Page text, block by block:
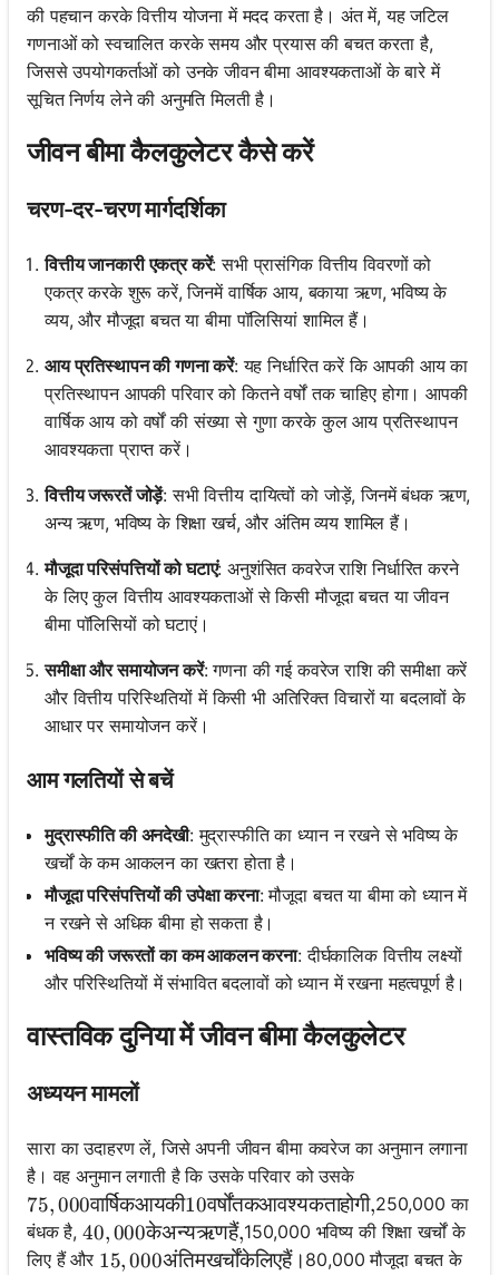
की पहचान करके वित्तीय योजना में मदद करता है। अंत में, यह जटिल
गणनाओं को स्वचालित करके समय और प्रयास की बचत करता है,
जिससे उपयोगकर्ताओं को उनके जीवन बीमा आवश्यकताओं के बारे में
सूचित निर्णय लेने की अनुमति मिलती है।
जीवन बीमा कैलकुलेटर कैसे करें
चरण-दर-चरण मार्गदर्शिका
वित्तीय जानकारी एकत्र करें: सभी प्रासंगिक वित्तीय विवरणों को
एकत्र करके शुरू करें, जिनमें वार्षिक आय, बकाया ऋण, भविष्य के
व्यय, और मौजूदा बचत या बीमा पॉलिसियां शामिल हैं।
आय प्रतिस्थापन की गणना करें: यह निर्धारित करें कि आपकी आय का
प्रतिस्थापन आपकी परिवार को कितने वर्षों तक चाहिए होगा। आपकी
वार्षिक आय को वर्षों की संख्या से गुणा करके कुल आय प्रतिस्थापन
आवश्यकता प्राप्त करें।
वित्तीय जरूरतें जोड़ें: सभी वित्तीय दायित्वों को जोड़ें, जिनमें बंधक ऋण,
अन्य ऋण, भविष्य के शिक्षा खर्च, और अंतिम व्यय शामिल हैं।
मौजूदा परिसंपत्तियों को घटाएं: अनुशंसित कवरेज राशि निर्धारित करने
के लिए कुल वित्तीय आवश्यकताओं से किसी मौजूदा बचत या जीवन
बीमा पॉलिसियों को घटाएं।
समीक्षा और समायोजन करें: गणना की गई कवरेज राशि की समीक्षा करें
और वित्तीय परिस्थितियों में किसी भी अतिरिक्त विचारों या बदलावों के
आधार पर समायोजन करें।
आम गलतियों से बचें
मुद्रास्फीति की अनदेखी: मुद्रास्फीति का ध्यान न रखने से भविष्य के
खर्चों के कम आकलन का खतरा होता है।
मौजूदा परिसंपत्तियों की उपेक्षा करना: मौजूदा बचत या बीमा को ध्यान में
न रखने से अधिक बीमा हो सकता है।
भविष्य की जरूरतों का कम आकलन करना: दीर्घकालिक वित्तीय लक्ष्यों
और परिस्थितियों में संभावित बदलावों को ध्यान में रखना महत्वपूर्ण है।
वास्तविक दुनिया में जीवन बीमा कैलकुलेटर
अध्ययन मामलों
सारा का उदाहरण लें, जिसे अपनी जीवन बीमा कवरेज का अनुमान लगाना
है। वह अनुमान लगाती है कि उसके परिवार को उसके
75,000 वार्षिक आय की 10 वर्षों तक आवश्यकता होगी,
75,000वार्षिकआयकी10वर्षोंतकआवश्यकताहोगी,250,000 का
बंधक है, 40,000 के अन्य ऋण हैं,
40,000केअन्यऋणहैं,150,000 भविष्य की शिक्षा खर्चों के
लिए हैं और 15,000 अंतिम खर्चों के लिए हैं।
15, 000अंतिमखर्चोंकेलिएहैं। 80,000 मौजूदा बचत के